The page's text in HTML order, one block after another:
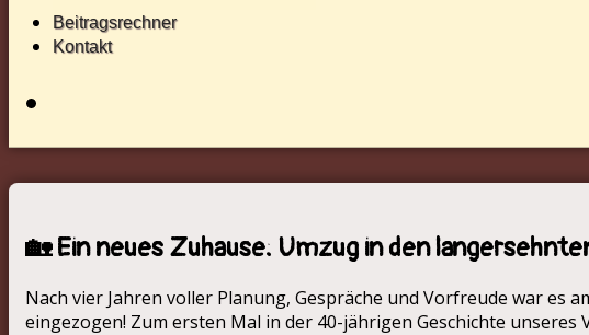
Beitragsrechner
Kontakt
🏡 Ein neues Zuhause: Umzug in den
Nach vier Jahren voller Planung, Gespräche und Vorfreude war es
eingezogen! Zum ersten Mal in der 40-jährigen Geschichte